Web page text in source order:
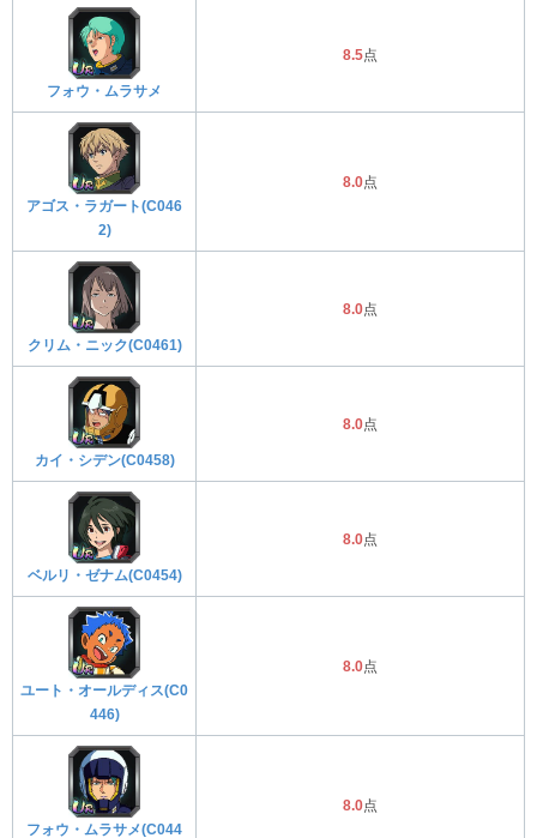
フォウ・ムラサメ
8.5点
アゴス・ラガート(C046
2)
8.0点
クリム・ニック(C0461)
8.0点
カイ・シデン(C0458)
8.0点
ベルリ・ゼナム(C0454)
8.0点
ユート・オールディス(C0
446)
8.0点
フォウ・ムラサメ(C044
8.0点